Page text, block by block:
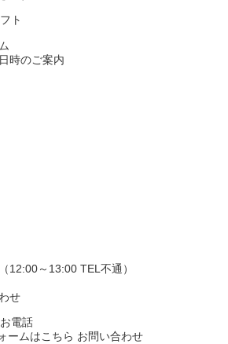
ト
時のご案内
12:00～13:00 TEL不通）
せ
お電話
お問い合わせ